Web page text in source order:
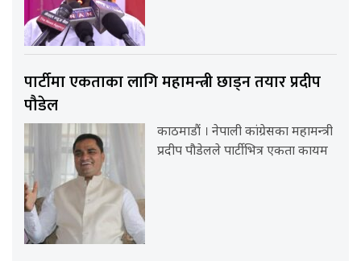
पार्टीमा एकताका लागि महामन्त्री छाड्न तयार प्रदीप
पौडेल
काठमाडौं । नेपाली कांग्रेसका महामन्त्री
प्रदीप पौडेलले पार्टीभित्र एकता कायम